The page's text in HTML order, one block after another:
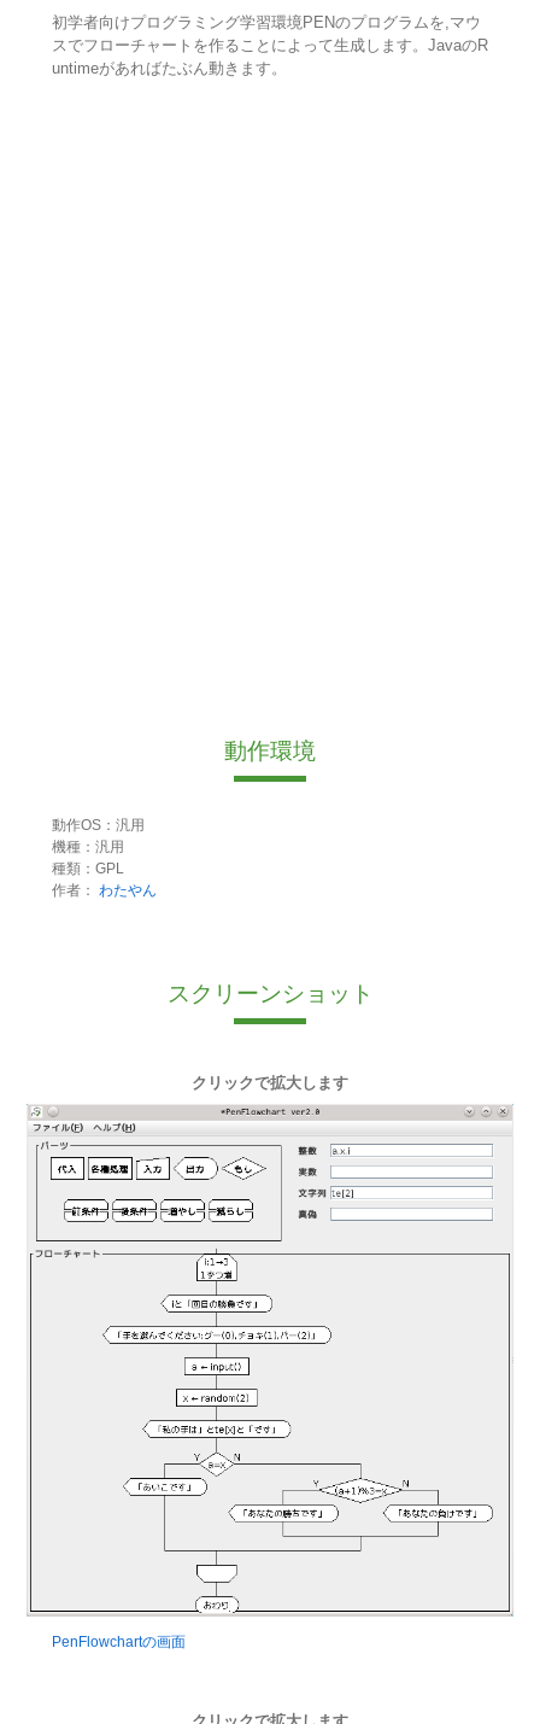
初学者向けプログラミング学習環境PENのプログラムを,マウ
スでフローチャートを作ることによって生成します。JavaのR
untimeがあればたぶん動きます。
動作環境
動作OS：汎用
機種：汎用
種類：GPL
作者： わたやん
スクリーンショット
クリックで拡大します
PenFlowchartの画面